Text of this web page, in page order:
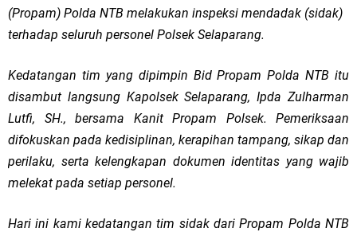
(Propam) Polda NTB melakukan inspeksi mendadak (sidak)
terhadap seluruh personel Polsek Selaparang.
Kedatangan tim yang dipimpin Bid Propam Polda NTB itu
disambut langsung Kapolsek Selaparang, Ipda Zulharman
Lutfi, SH., bersama Kanit Propam Polsek. Pemeriksaan
difokuskan pada kedisiplinan, kerapihan tampang, sikap dan
perilaku, serta kelengkapan dokumen identitas yang wajib
melekat pada setiap personel.
Hari ini kami kedatangan tim sidak dari Propam Polda NTB